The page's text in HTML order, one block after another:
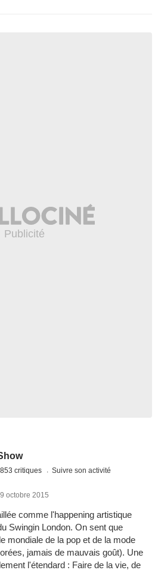
853 critiques Suivre son activité
octobre 2015
comme l'happening artistique
Swingin London. On sent que
mondiale de la pop et de la mode
jamais de mauvais goût). Une
l'étendard : Faire de la vie, de